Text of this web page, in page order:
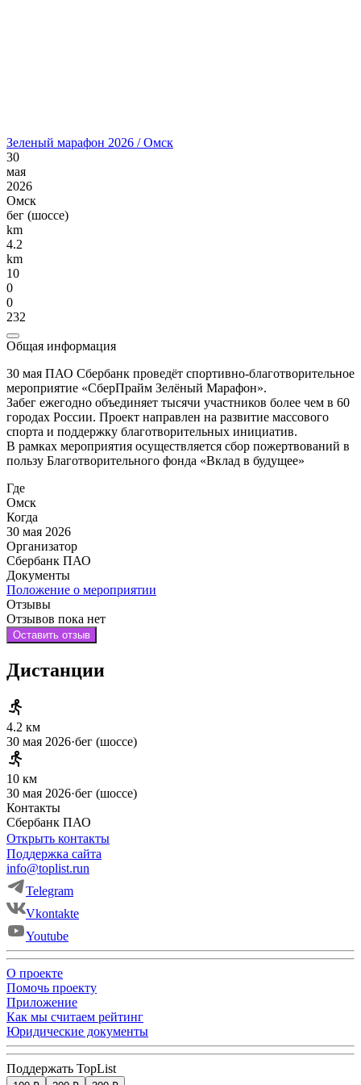
Зеленый марафон 2026 / Омск
30
мая
2026
Омск
бег (шоссе)
km
4.2
km
10
0
0
232
Общая информация
30 мая ПАО Сбербанк проведёт спортивно-благотворительное
мероприятие «СберПрайм Зелёный Марафон».
Забег ежегодно объединяет тысячи участников более чем в 60
городах России. Проект направлен на развитие массового
спорта и поддержку благотворительных инициатив.
В рамках мероприятия осуществляется сбор пожертвований в
пользу Благотворительного фонда «Вклад в будущее»
Где
Омск
Когда
30 мая 2026
Организатор
Сбербанк ПАО
Документы
Положение о мероприятии
Отзывы
Отзывов пока нет
Оставить отзыв
Дистанции
4.2 км
30 мая 2026·бег (шоссе)
10 км
30 мая 2026·бег (шоссе)
Контакты
Сбербанк ПАО
Открыть контакты
Поддержка сайта
info@toplist.run
Telegram
Vkontakte
Youtube
О проекте
Помочь проекту
Приложение
Как мы считаем рейтинг
Юридические документы
Поддержать TopList